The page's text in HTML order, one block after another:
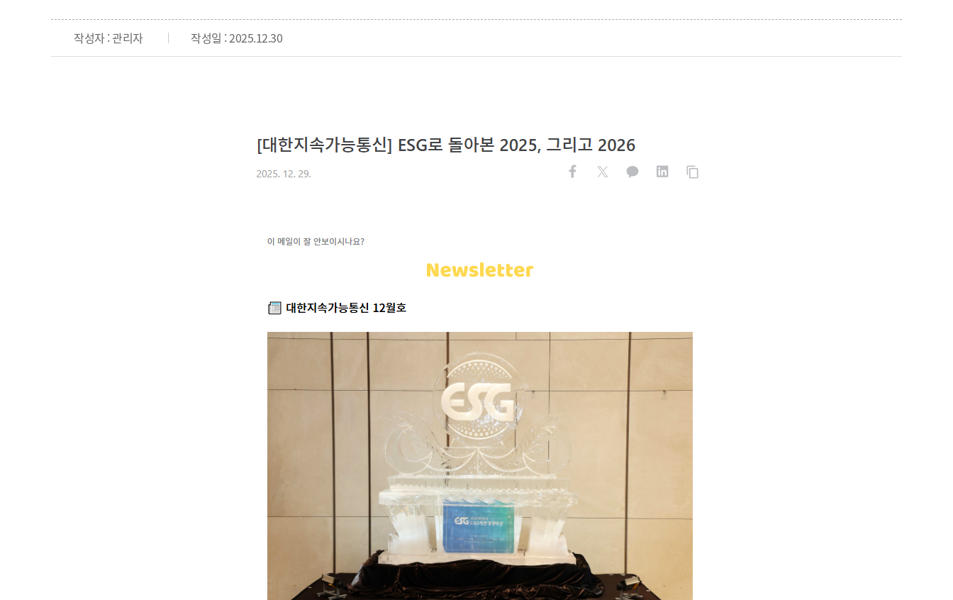
작성자 : 관리자 작성일 : 2025.12.30